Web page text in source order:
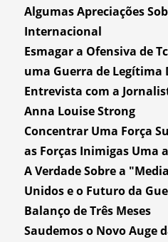
Algumas Apreciações
Internacional
Esmagar a Ofensiva de
uma Guerra de Legítima
Entrevista com a
Anna Louise Strong
Concentrar Uma Força
as Forças Inimigas Uma
A Verdade Sobre a
Unidos e o Futuro da
Balanço de Três Meses
Saudemos o Novo Auge